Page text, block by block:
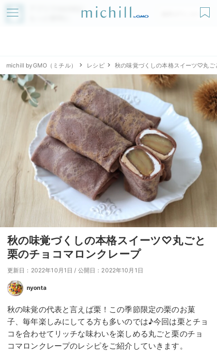
アプリでmichillが
無料ダウンロード
michill byGMO（ミチル） レシピ 秋の味覚づくしの本格スイーツ♡丸ご
秋の味覚づくしの本格スイーツ♡丸ごと
栗のチョコマロンクレープ
更新日：2022年10月1日 / 公開日：2022年10月1日
nyonta
秋の味覚の代表と言えば栗！この季節限定の栗のお菓
子、毎年楽しみにしてる方も多いのでは♪今回は栗とチョ
コを合わせてリッチな味わいを楽しめる丸ごと栗のチョ
コマロンクレープのレシピをご紹介していきます。